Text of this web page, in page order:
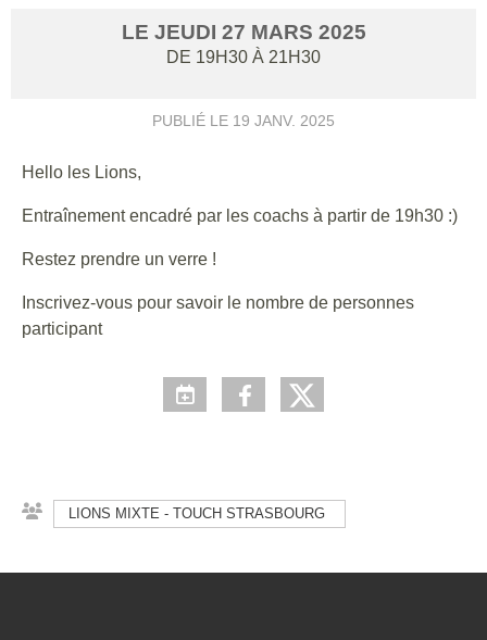
LE JEUDI 27 MARS 2025
DE 19H30 À 21H30
PUBLIÉ LE 19 JANV. 2025
Hello les Lions,
Entraînement encadré par les coachs à partir de 19h30 :)
Restez prendre un verre !
Inscrivez-vous pour savoir le nombre de personnes
participant
LIONS MIXTE - TOUCH STRASBOURG